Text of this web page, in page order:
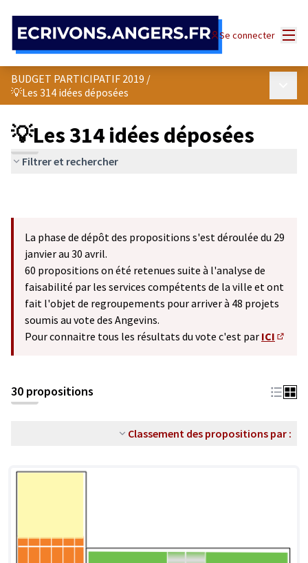
Se connecter
BUDGET PARTICIPATIF 2019 /
💡Les 314 idées déposées
💡Les 314 idées déposées
Filtrer et rechercher
La phase de dépôt des propositions s'est déroulée du 29
janvier au 30 avril.
60 propositions on été retenues suite à l'analyse de
faisabilité par les services compétents de la ville et ont
fait l'objet de regroupements pour arriver à 48 projets
soumis au vote des Angevins.
Pour connaitre tous les résultats du vote c'est par ICI
30 propositions
Classement des propositions par :